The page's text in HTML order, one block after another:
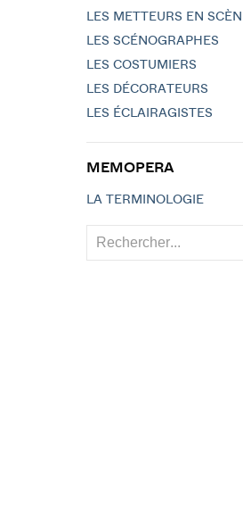
LES METTEURS EN
LES SCÉNOGRAPHES
LES COSTUMIERS
LES DÉCORATEURS
LES ÉCLAIRAGISTES
MEMOPERA
LA TERMINOLOGIE